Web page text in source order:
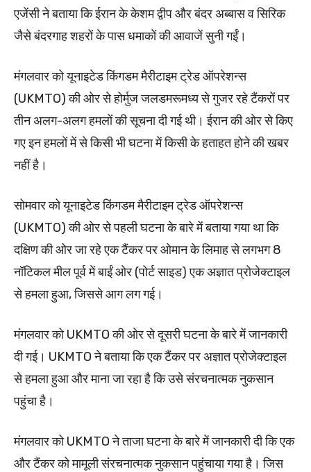
एजेंसी ने बताया कि ईरान के केशम द्वीप और बंदर अब्बास व सिरिक
जैसे बंदरगाह शहरों के पास धमाकों की आवाजें सुनी गईं।
मंगलवार को यूनाइटेड किंगडम मैरीटाइम ट्रेड ऑपरेशन्स
(UKMTO) की ओर से होर्मुज जलडमरूमध्य से गुजर रहे टैंकरों पर
तीन अलग-अलग हमलों की सूचना दी गई थी। ईरान की ओर से किए
गए इन हमलों में से किसी भी घटना में किसी के हताहत होने की खबर
नहीं है।
सोमवार को यूनाइटेड किंगडम मैरीटाइम ट्रेड ऑपरेशन्स
(UKMTO) की ओर से पहली घटना के बारे में बताया गया था कि
दक्षिण की ओर जा रहे एक टैंकर पर ओमान के लिमाह से लगभग 8
नॉटिकल मील पूर्व में बाईं ओर (पोर्ट साइड) एक अज्ञात प्रोजेक्टाइल
से हमला हुआ, जिससे आग लग गई।
मंगलवार को UKMTO की ओर से दूसरी घटना के बारे में जानकारी
दी गई। UKMTO ने बताया कि एक टैंकर पर अज्ञात प्रोजेक्टाइल
से हमला हुआ और माना जा रहा है कि उसे संरचनात्मक नुकसान
पहुंचा है।
मंगलवार को UKMTO ने ताजा घटना के बारे में जानकारी दी कि एक
और टैंकर को मामूली संरचनात्मक नुकसान पहुंचाया गया है। जिस